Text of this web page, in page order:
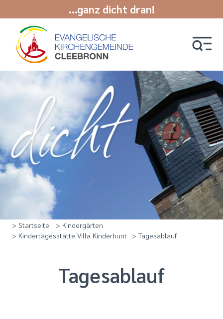
...ganz dicht dran!
> Startseite
> Kindergärten
> Kindertagesstätte Villa Kinderbunt
> Tagesablauf
Tagesablauf